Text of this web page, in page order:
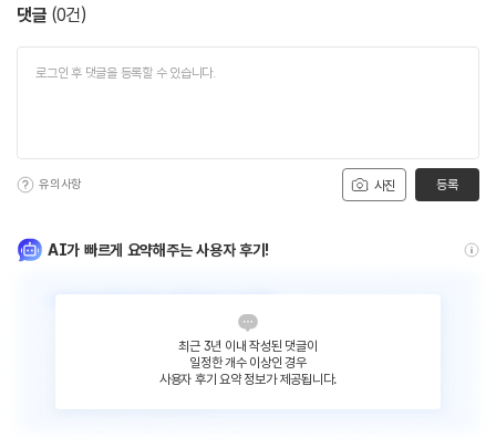
댓글 (0건)
사진
유의사항 등록
AI가 빠르게 요약해주는 사용자 후기!
최근 3년 이내 작성된 댓글이
일정한 개수 이상인 경우
사용자 후기 요약 정보가 제공됩니다.